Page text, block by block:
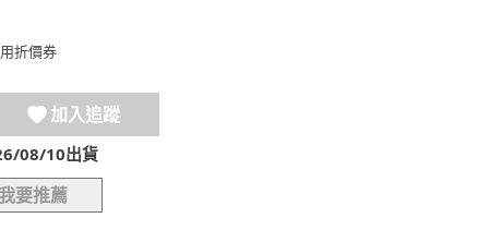
折價券
加入追蹤
08/10出貨
要推薦